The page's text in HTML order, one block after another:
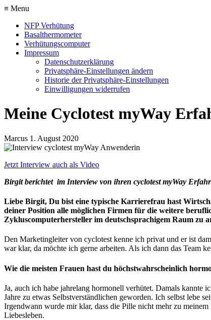
≡ Menu
NFP Verhütung
Basalthermometer
Verhütungscomputer
Impressum
Datenschutzerklärung
Privatsphäre-Einstellungen ändern
Historie der Privatsphäre-Einstellungen
Einwilligungen widerrufen
Meine Cyclotest myWay
Marcus 1. August 2020
Jetzt Interview auch als Video
Birgit berichtet im Interview von ihren cyclotest myWay
Liebe Birgit, Du bist eine typische Karrierefrau hast
deiner Position alle möglichen Firmen für die weitere
Zykluscomputerhersteller im deutschsprachigem Raum zu
Den Marketingleiter von cyclotest kenne ich privat und er ist
war klar, da möchte ich gerne arbeiten. Als ich dann das Team
Wie die meisten Frauen hast du höchstwahrscheinlich
Ja, auch ich habe jahrelang hormonell verhütet. Damals
Jahre zu etwas Selbstverständlichen geworden. Ich selbst lebe
Irgendwann wurde mir klar, dass die Pille nicht mehr zu
Liebesleben.